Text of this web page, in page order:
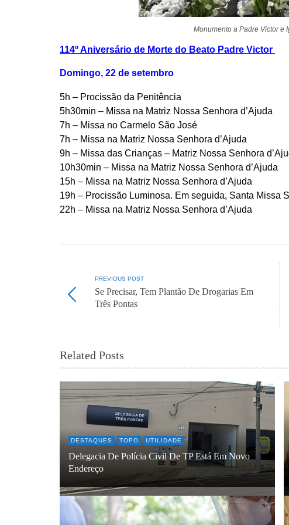
Monumento a Padre Victor e
114º Aniversário de Morte do Beato Padre Victor
Domingo, 22 de setembro
5h – Procissão da Penitência
5h30min – Missa na Matriz Nossa Senhora d’Ajuda
7h – Missa no Carmelo São José
7h – Missa na Matriz Nossa Senhora d’Ajuda
9h – Missa das Crianças – Matriz Nossa Senhora
10h30min – Missa na Matriz Nossa Senhora d’Ajuda
15h – Missa na Matriz Nossa Senhora d’Ajuda
19h – Procissão Luminosa. Em seguida, Santa Missa
22h – Missa na Matriz Nossa Senhora d’Ajuda
PREVIOUS POST
Se Precisar, Tem Plantão De Drogarias Em
Três Pontas
Related Posts
DESTAQUES TOPO UTILIDADE
Delegacia De Polícia Civil De TP Está Em Novo
Endereço